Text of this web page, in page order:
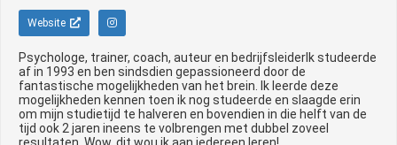
Website
Psychologe, trainer, coach, auteur en bedrijfsleiderIk studeerde
af in 1993 en ben sindsdien gepassioneerd door de
fantastische mogelijkheden van het brein. Ik leerde deze
mogelijkheden kennen toen ik nog studeerde en slaagde erin
om mijn studietijd te halveren en bovendien in die helft van de
tijd ook 2 jaren ineens te volbrengen met dubbel zoveel